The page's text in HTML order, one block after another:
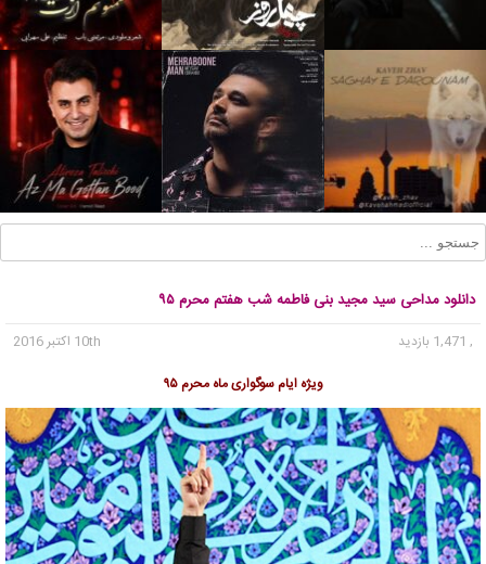
دانلود مداحی سید مجید بنی فاطمه شب هفتم محرم ۹۵
, 1,471 بازدید
10th اکتبر 2016
ویژه ایام سوگواری ماه محرم ۹۵